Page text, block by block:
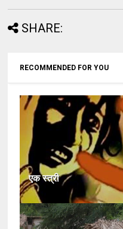
SHARE:
RECOMMENDED FOR YOU
एक स्त्री